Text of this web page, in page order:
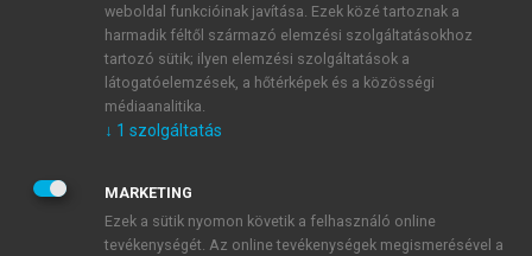
E-MAIL-CÍM
JELSZÓ
weboldal funkcióinak javítása. Ezek közé tartoznak a
harmadik féltől származó elemzési szolgáltatásokhoz
tartozó sütik; ilyen elemzési szolgáltatások a
látogatóelemzések, a hőtérképek és a közösségi
médiaanalitika.
↓ 1 szolgáltatás
MARKETING
Ezek a sütik nyomon követik a felhasználó online
tevékenységét. Az online tevékenységek megismerésével a